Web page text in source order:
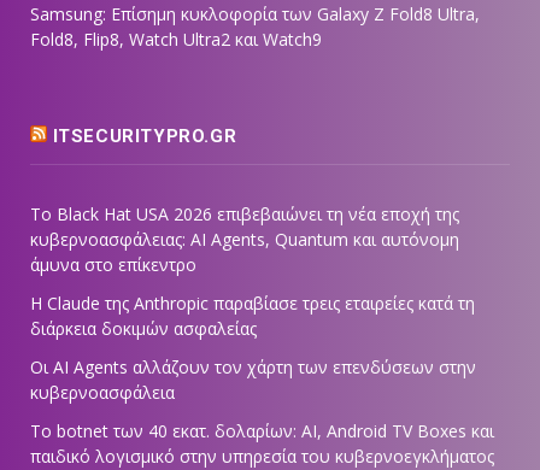
Samsung: Επίσημη κυκλοφορία των Galaxy Z Fold8 Ultra,
Fold8, Flip8, Watch Ultra2 και Watch9
ITSECURITYPRO.GR
Το Black Hat USA 2026 επιβεβαιώνει τη νέα εποχή της
κυβερνοασφάλειας: AI Agents, Quantum και αυτόνομη
άμυνα στο επίκεντρο
Η Claude της Anthropic παραβίασε τρεις εταιρείες κατά τη
διάρκεια δοκιμών ασφαλείας
Οι AI Agents αλλάζουν τον χάρτη των επενδύσεων στην
κυβερνοασφάλεια
Το botnet των 40 εκατ. δολαρίων: AI, Android TV Boxes και
παιδικό λογισμικό στην υπηρεσία του κυβερνοεγκλήματος